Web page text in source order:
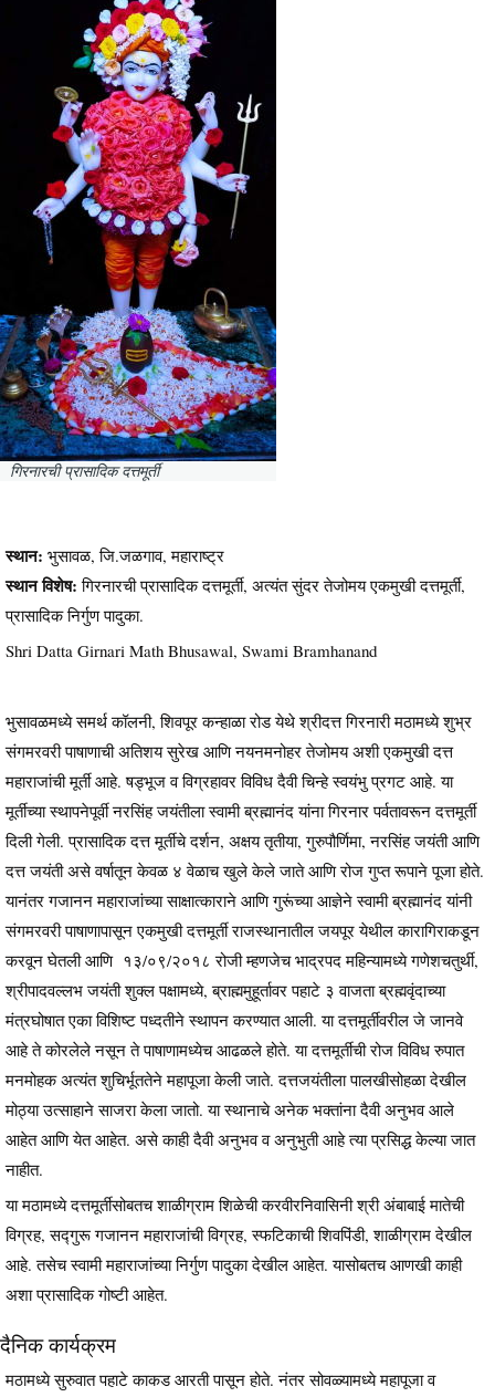
गिरनारची प्रासादिक दत्तमूर्ती
स्थान: भुसावळ, जि.जळगाव, महाराष्ट्र
स्थान विशेष:गिरनारची प्रासादिक दत्तमूर्ती, अत्यंत सुंदर तेजोमय एकमुखी दत्तमूर्ती,
प्रासादिक निर्गुण पादुका.
Shri Datta Girnari Math Bhusawal, Swami Bramhanand
भुसावळमध्ये समर्थ कॉलनी, शिवपूर कन्हाळा रोड येथे श्रीदत्त गिरनारी मठामध्ये शुभ्र
संगमरवरी पाषाणाची अतिशय सुरेख आणि नयनमनोहर तेजोमय अशी एकमुखी दत्त
महाराजांची मूर्ती आहे. षड्भूज व विग्रहावर विविध दैवी चिन्हे स्वयंभु प्रगट आहे. या
मूर्तीच्या स्थापनेपूर्वी नरसिंह जयंतीला स्वामी ब्रह्मानंद यांना गिरनार पर्वतावरून दत्तमूर्ती
दिली गेली. प्रासादिक दत्त मूर्तीचे दर्शन, अक्षय तृतीया, गुरुपौर्णिमा, नरसिंह जयंती आणि
दत्त जयंती असे वर्षातून केवळ ४ वेळाच खुले केले जाते आणि रोज गुप्त रूपाने पूजा होते.
यानंतर गजानन महाराजांच्या साक्षात्काराने आणि गुरूंच्या आज्ञेने स्वामी ब्रह्मानंद यांनी
संगमरवरी पाषाणापासून एकमुखी दत्तमूर्ती राजस्थानातील जयपूर येथील कारागिराकडून
करवून घेतली आणि १३/०९/२०१८ रोजी म्हणजेच भाद्रपद महिन्यामध्ये गणेशचतुर्थी,
श्रीपादवल्लभ जयंती शुक्ल पक्षामध्ये, ब्राह्ममुहूर्तावर पहाटे ३ वाजता ब्रह्मवृंदाच्या
मंत्रघोषात एका विशिष्ट पध्दतीने स्थापन करण्यात आली. या दत्तमूर्तीवरील जे जानवे
आहे ते कोरलेले नसून ते पाषाणामध्येच आढळले होते. या दत्तमूर्तीची रोज विविध रुपात
मनमोहक अत्यंत शुचिर्भूततेने महापूजा केली जाते. दत्तजयंतीला पालखीसोहळा देखील
मोठ्या उत्साहाने साजरा केला जातो. या स्थानाचे अनेक भक्तांना दैवी अनुभव आले
आहेत आणि येत आहेत. असे काही दैवी अनुभव व अनुभुती आहे त्या प्रसिद्ध केल्या जात
नाहीत.
या मठामध्ये दत्तमूर्तीसोबतच शाळीग्राम शिळेची करवीरनिवासिनी श्री अंबाबाई मातेची
विग्रह, सद्गुरू गजानन महाराजांची विग्रह, स्फटिकाची शिवपिंडी, शाळीग्राम देखील
आहे. तसेच स्वामी महाराजांच्या निर्गुण पादुका देखील आहेत. यासोबतच आणखी काही
अशा प्रासादिक गोष्टी आहेत.
दैनिक कार्यक्रम
मठामध्ये सुरुवात पहाटे काकड आरती पासून होते. नंतर सोवळ्यामध्ये महापूजा व